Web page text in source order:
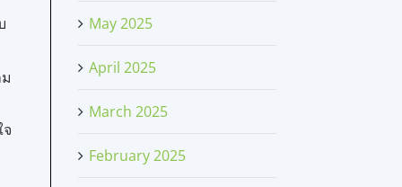
May 2025
April 2025
March 2025
February 2025